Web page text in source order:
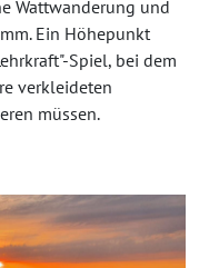
Wattwanderung und
Ein Höhepunkt
Spiel, bei dem
verkleideten
müssen.